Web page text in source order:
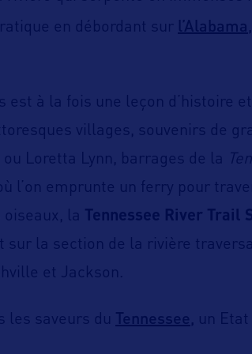
en débordant sur
l’Alabama,
est à la fois une leçon d’histoire
villages, souvenirs de
Loretta Lynn, barrages de la
l’on emprunte un ferry pour
la
Tennessee River Trail
sur la section de la rivière
et Jackson.
les saveurs du Tennessee, un Etat